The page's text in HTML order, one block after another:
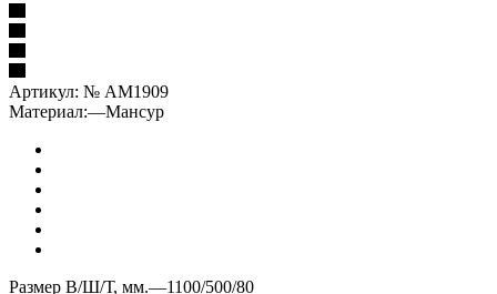
Артикул: № AM1909
Материал:—Мансур
Размер В/Ш/Т, мм.—1100/500/80